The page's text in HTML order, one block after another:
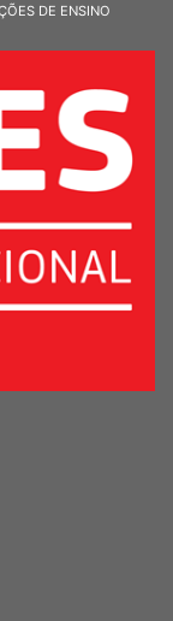
DE ENSINO